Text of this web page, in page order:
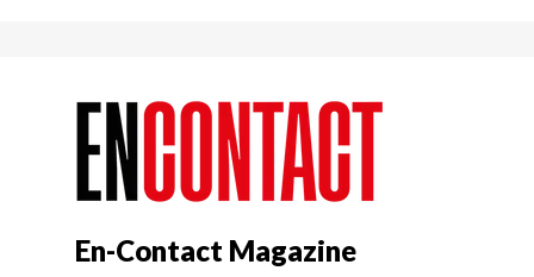
En-Contact Magazine